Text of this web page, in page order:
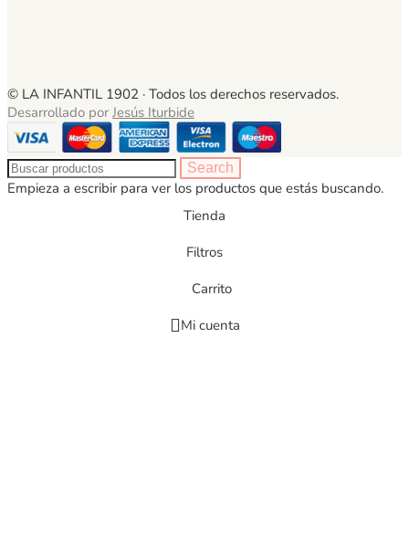
© LA INFANTIL 1902 · Todos los derechos reservados.
Desarrollado por Jesús Iturbide
Search
Empieza a escribir para ver los productos que estás buscando.
Tienda
Filtros
Carrito
Mi cuenta